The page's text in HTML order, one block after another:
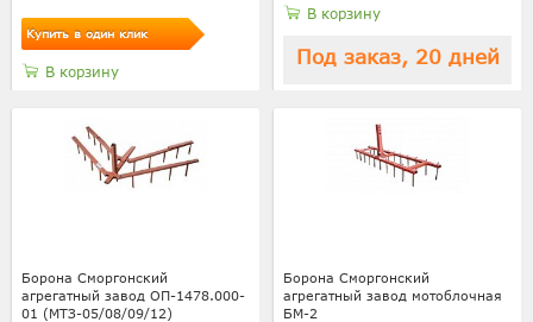
Купить в один клик
В корзину
В корзину
Под заказ, 20 дней
Борона Сморгонский
агрегатный завод ОП-1478.000-
01 (МТЗ-05/08/09/12)
Борона Сморгонский
агрегатный завод мотоблочная
БМ-2